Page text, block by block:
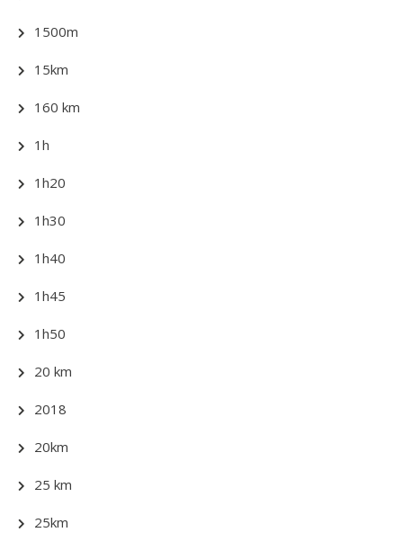
1500m
15km
160 km
1h
1h20
1h30
1h40
1h45
1h50
20 km
2018
20km
25 km
25km